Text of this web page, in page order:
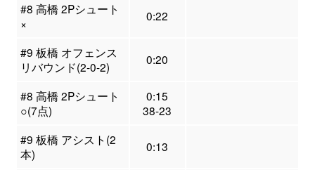
#8 高橋 2Pシュート
×
0:22
#9 板橋 オフェンス
リバウンド(2-0-2)
0:20
#8 高橋 2Pシュート
○(7点)
0:15
38-23
#9 板橋 アシスト(2
本)
0:13